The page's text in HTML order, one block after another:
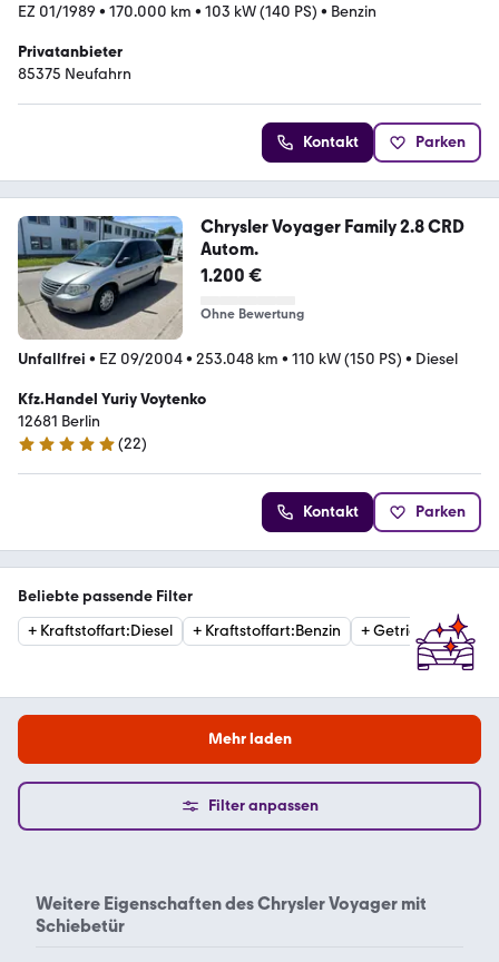
EZ 01/1989 • 170.000 km • 103 kW (140 PS) • Benzin
Privatanbieter
85375 Neufahrn
Kontakt Parken
Chrysler Voyager Family 2.8 CRD
Autom.
1.200 €
Ohne Bewertung
Unfallfrei • EZ 09/2004• 253.048 km • 110 kW (150 PS) • Diesel
Kfz.Handel Yuriy Voytenko
12681 Berlin
5 Sterne
(22)
Kontakt Parken
Beliebte passende Filter
+ Kraftstoffart:Diesel + Kraftstoffart:Benzin +Getriebe:
Mehr laden
Filter anpassen
Weitere Eigenschaften desChrysler Voyager mit
Schiebetür